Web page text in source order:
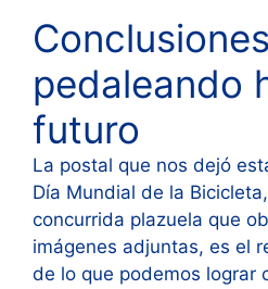
pedaleando
futuro
La postal que nos dejó
Día Mundial de la
concurrida plazuela que
imágenes adjuntas, es el
de lo que podemos lograr